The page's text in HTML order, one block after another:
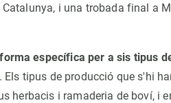
i una trobada final a
específica per a sis tipus
tipus de producció que s'hi
herbacis i ramaderia de boví, i